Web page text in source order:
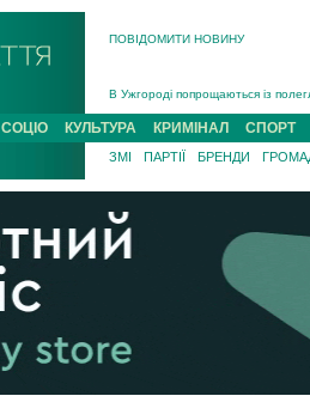
ПОВІДОМИТИ НОВИНУ
В Ужгороді попрощаються із
В Ужгороді 5 серпня
Підтвердили загибель
На війні з рф поліг військовий з
На Хустщині внаслідок ДТП за
Інструктора районного ТЦК на
СОЦІО КУЛЬТУРА КРИМІНАЛ СПОРТ
ЗМІ ПАРТІЇ БРЕНДИ